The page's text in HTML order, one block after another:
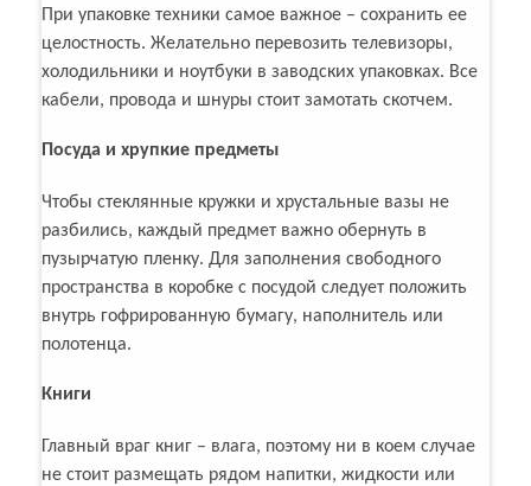
При упаковке техники самое важное – сохранить ее
целостность. Желательно перевозить телевизоры,
холодильники и ноутбуки в заводских упаковках. Все
кабели, провода и шнуры стоит замотать скотчем.
Посуда и хрупкие предметы
Чтобы стеклянные кружки и хрустальные вазы не
разбились, каждый предмет важно обернуть в
пузырчатую пленку. Для заполнения свободного
пространства в коробке с посудой следует положить
внутрь гофрированную бумагу, наполнитель или
полотенца.
Книги
Главный враг книг – влага, поэтому ни в коем случае
не стоит размещать рядом напитки, жидкости или